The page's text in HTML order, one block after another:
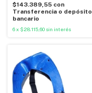
$143.389,55 con
Transferencia o depósito
bancario
6x $28.115,60 sin interés